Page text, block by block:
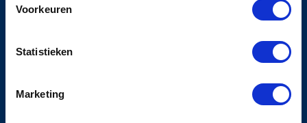
Voorkeuren
Statistieken
Marketing
PRIVACY
Privacyverklaring
Klachten- en geschillenreglement